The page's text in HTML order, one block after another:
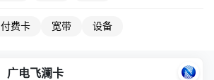
付费卡 宽带 设备
广电飞澜卡